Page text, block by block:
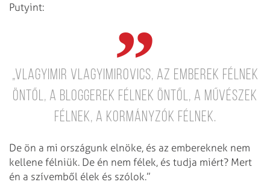
Putyint:
„Vlagyimir Vlagyimirovics, az emberek félnek
öntől, a bloggerek félnek öntől, a művészek
félnek, a kormányzók félnek.
De ön a mi országunk elnöke, és az embereknek nem
kellene félniük. De én nem félek, és tudja miért? Mert
én a szívemből élek és szólok.”